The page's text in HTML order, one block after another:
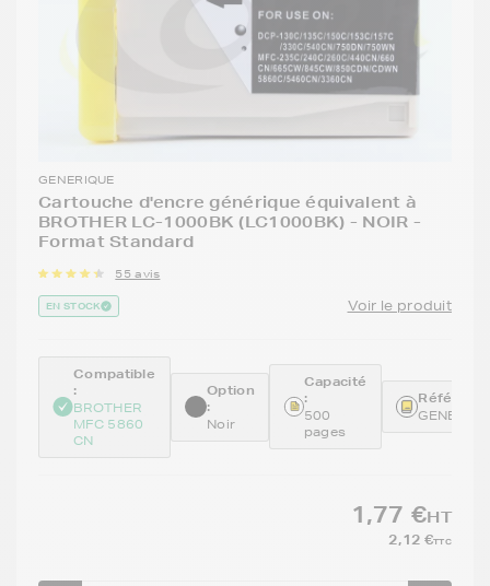
GENERIQUE
Cartouche d'encre générique équivalent à
BROTHER LC-1000BK (LC1000BK) - NOIR -
Format Standard
55 avis
EN STOCK Voir le produit
Compatible
:
BROTHER
MFC 5860
CN
Option
:
Noir
Capacité
:
500
pages
1,77 €HT
2,12 €TTC